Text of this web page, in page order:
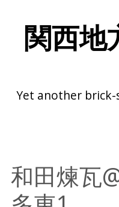
関西地
Yet another brick-
和田煉瓦